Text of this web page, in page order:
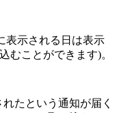
表示される日は表示
むことができます)。
たという通知が届く